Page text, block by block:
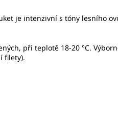
je intenzivní s tóny lesního
při teplotě 18-20 °C.
filety).